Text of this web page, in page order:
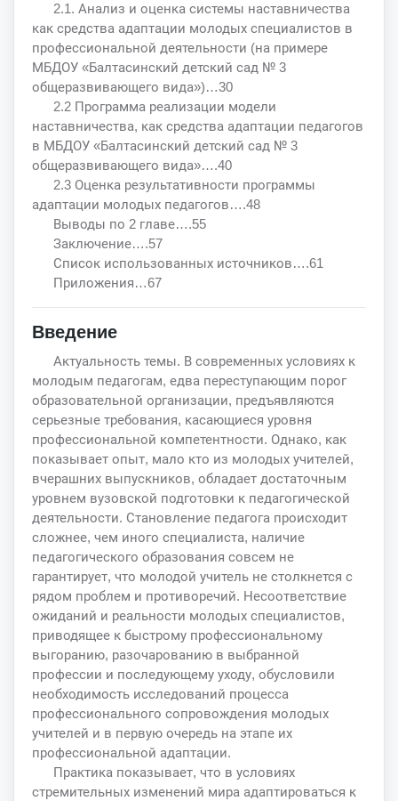
2.1. Анализ и оценка системы наставничества
как средства адаптации молодых специалистов в
профессиональной деятельности (на примере
МБДОУ «Балтасинский детский сад № 3
общеразвивающего вида»)…30
2.2 Программа реализации модели
наставничества, как средства адаптации педагогов
в МБДОУ «Балтасинский детский сад № 3
общеразвивающего вида»….40
2.3 Оценка результативности программы
адаптации молодых педагогов….48
Выводы по 2 главе….55
Заключение….57
Список использованных источников….61
Приложения…67
Введение
Актуальность темы. В современных условиях к
молодым педагогам, едва переступающим порог
образовательной организации, предъявляются
серьезные требования, касающиеся уровня
профессиональной компетентности. Однако, как
показывает опыт, мало кто из молодых учителей,
вчерашних выпускников, обладает достаточным
уровнем вузовской подготовки к педагогической
деятельности. Становление педагога происходит
сложнее, чем иного специалиста, наличие
педагогического образования совсем не
гарантирует, что молодой учитель не столкнется с
рядом проблем и противоречий. Несоответствие
ожиданий и реальности молодых специалистов,
приводящее к быстрому профессиональному
выгоранию, разочарованию в выбранной
профессии и последующему уходу, обусловили
необходимость исследований процесса
профессионального сопровождения молодых
учителей и в первую очередь на этапе их
профессиональной адаптации.
Практика показывает, что в условиях
стремительных изменений мира адаптироваться к